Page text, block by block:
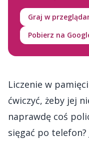
Graj w
Pobierz na
Liczenie w
ćwiczyć, żeby jej
naprawdę coś
sięgać po